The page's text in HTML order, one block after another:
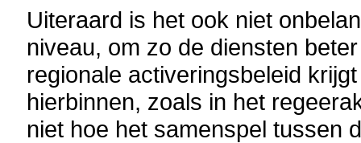
Uiteraard is het ook niet
niveau, om zo de diensten
regionale activeringsbeleid
hierbinnen, zoals in het
niet hoe het samenspel tussen